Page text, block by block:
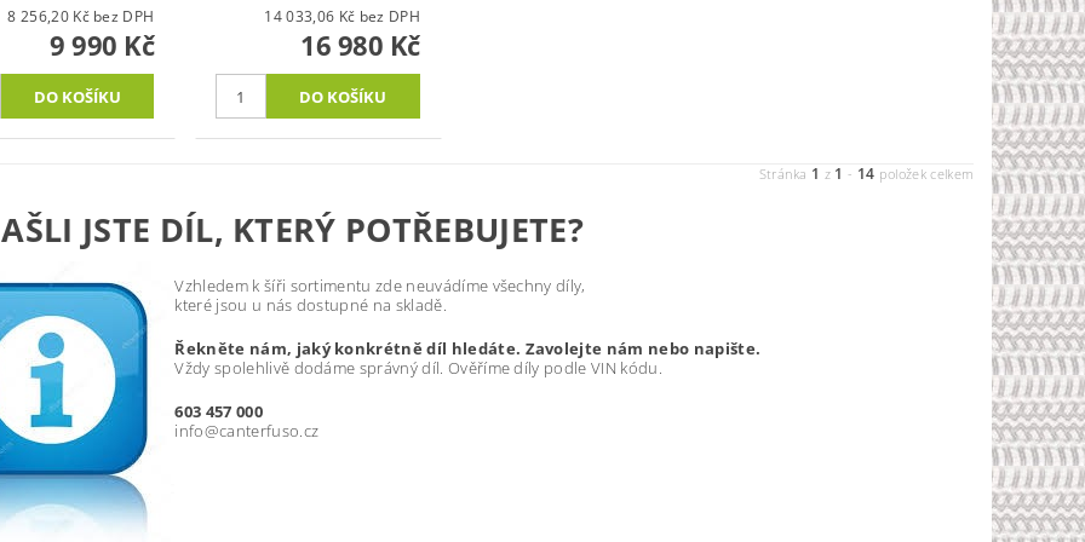
8 256,20 Kč bez DPH
9 990 Kč
14 033,06 Kč bez DPH
16 980 Kč
Stránka 1 z 1 - 14 položek celkem
JSTE DÍL, KTERÝ POTŘEBUJETE?
Vzhledem k šíři sortimentu zde neuvádíme všechny díly,
které jsou u nás dostupné na skladě.
Řekněte nám, jaký konkrétně díl hledáte. Zavolejte nám nebo napište.
Vždy spolehlivě dodáme správný díl. Ověříme díly podle VIN kódu.
603 457 000
info@canterfuso.cz